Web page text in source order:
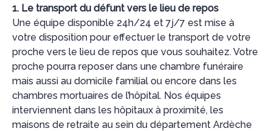
1. Le transport du défunt vers le lieu de repos
Une équipe disponible 24h/24 et 7j/7 est mise à
votre disposition pour effectuer le transport de votre
proche vers le lieu de repos que vous souhaitez. Votre
proche pourra reposer dans une chambre funéraire
mais aussi au domicile familial ou encore dans les
chambres mortuaires de l’hôpital. Nos équipes
interviennent dans les hôpitaux à proximité, les
maisons de retraite au sein du département Ardèche